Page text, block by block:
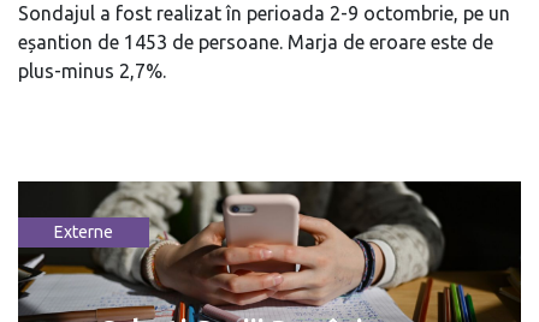
Sondajul a fost realizat în perioada 2-9 octombrie, pe un
eșantion de 1453 de persoane. Marja de eroare este de
plus-minus 2,7%.
Externe